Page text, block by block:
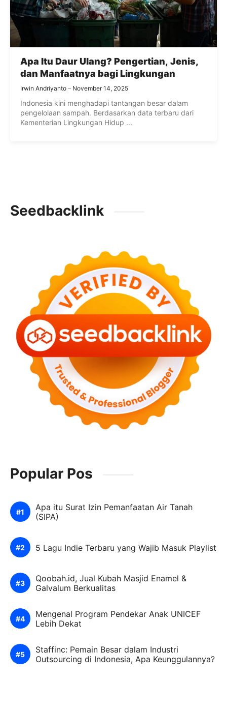
Apa Itu Daur Ulang? Pengertian, Jenis,
dan Manfaatnya bagi Lingkungan
Irwin Andriyanto November 14, 2025
Indonesia kini menghadapi tantangan besar dalam
pengelolaan sampah. Berdasarkan data terbaru dari
Kementerian Lingkungan Hidup ...
Seedbacklink
Popular Pos
Apa itu Surat Izin Pemanfaatan Air Tanah
(SIPA)
5 Lagu Indie Terbaru yang Wajib Masuk Playlist
Qoobah.id, Jual Kubah Masjid Enamel &
Galvalum Berkualitas
Mengenal Program Pendekar Anak UNICEF
Lebih Dekat
Staffinc: Pemain Besar dalam Industri
Outsourcing di Indonesia, Apa Keunggulannya?